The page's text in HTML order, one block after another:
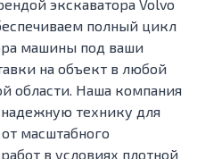
экскаватора Volvo
полный цикл
машины под ваши
на объект в любой
области. Наша компания
технику для
масштабного
в условиях плотной